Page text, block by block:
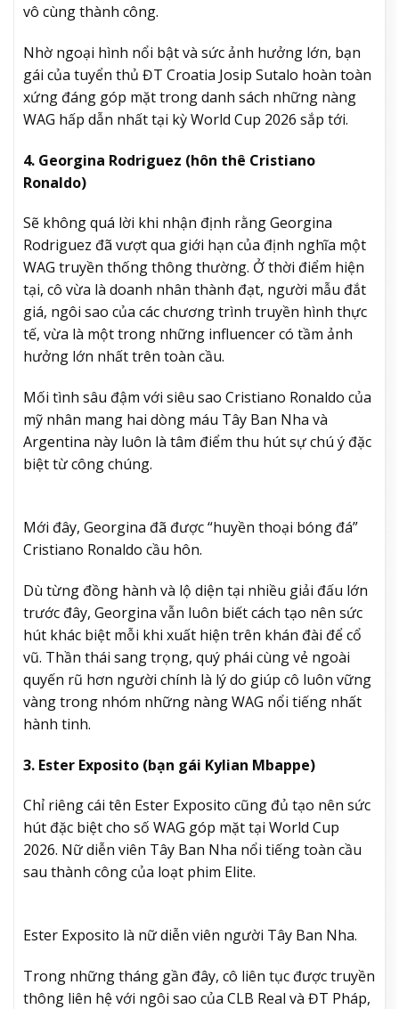
vô cùng thành công.
Nhờ ngoại hình nổi bật và sức ảnh hưởng lớn, bạn
gái của tuyển thủ ĐT Croatia Josip Sutalo hoàn toàn
xứng đáng góp mặt trong danh sách những nàng
WAG hấp dẫn nhất tại kỳ World Cup 2026 sắp tới.
4. Georgina Rodriguez (hôn thê Cristiano
Ronaldo)
Sẽ không quá lời khi nhận định rằng Georgina
Rodriguez đã vượt qua giới hạn của định nghĩa một
WAG truyền thống thông thường. Ở thời điểm hiện
tại, cô vừa là doanh nhân thành đạt, người mẫu đắt
giá, ngôi sao của các chương trình truyền hình thực
tế, vừa là một trong những influencer có tầm ảnh
hưởng lớn nhất trên toàn cầu.
Mối tình sâu đậm với siêu sao Cristiano Ronaldo của
mỹ nhân mang hai dòng máu Tây Ban Nha và
Argentina này luôn là tâm điểm thu hút sự chú ý đặc
biệt từ công chúng.
Mới đây, Georgina đã được “huyền thoại bóng đá”
Cristiano Ronaldo cầu hôn.
Dù từng đồng hành và lộ diện tại nhiều giải đấu lớn
trước đây, Georgina vẫn luôn biết cách tạo nên sức
hút khác biệt mỗi khi xuất hiện trên khán đài để cổ
vũ. Thần thái sang trọng, quý phái cùng vẻ ngoài
quyến rũ hơn người chính là lý do giúp cô luôn vững
vàng trong nhóm những nàng WAG nổi tiếng nhất
hành tinh.
3. Ester Exposito (bạn gái Kylian Mbappe)
Chỉ riêng cái tên Ester Exposito cũng đủ tạo nên sức
hút đặc biệt cho số WAG góp mặt tại World Cup
2026. Nữ diễn viên Tây Ban Nha nổi tiếng toàn cầu
sau thành công của loạt phim Elite.
Ester Exposito là nữ diễn viên người Tây Ban Nha.
Trong những tháng gần đây, cô liên tục được truyền
thông liên hệ với ngôi sao của CLB Real và ĐT Pháp,